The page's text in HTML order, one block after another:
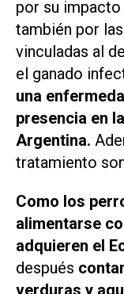
por su impacto
también por
vinculadas al
el ganado
una
presencia en
Argentina.
tratamiento
Como los
alimentarse
adquieren el
después
verduras y